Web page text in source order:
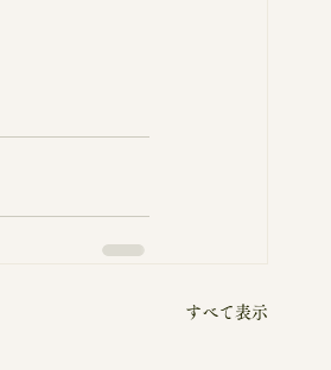
すべて表示